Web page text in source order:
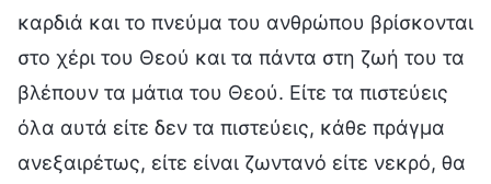
καρδιά και το πνεύμα του ανθρώπου βρίσκονται
στο χέρι του Θεού και τα πάντα στη ζωή του τα
βλέπουν τα μάτια του Θεού. Είτε τα πιστεύεις
όλα αυτά είτε δεν τα πιστεύεις, κάθε πράγμα
ανεξαιρέτως, είτε είναι ζωντανό είτε νεκρό, θα